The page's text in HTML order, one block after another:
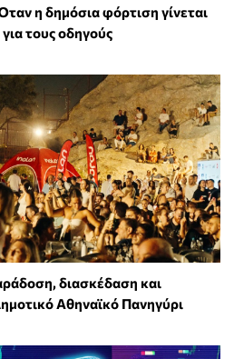
η δημόσια φόρτιση γίνεται
τους οδηγούς
διασκέδαση και
Αθηναϊκό Πανηγύρι